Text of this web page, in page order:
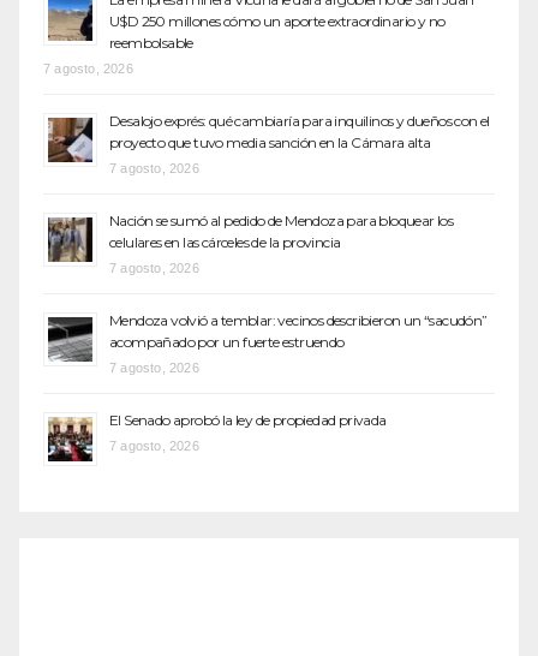
U$D 250 millones cómo un aporte extraordinario y no
reembolsable
7 agosto, 2026
Desalojo exprés: qué cambiaría para inquilinos y dueños con el
proyecto que tuvo media sanción en la Cámara alta
7 agosto, 2026
Nación se sumó al pedido de Mendoza para bloquear los
celulares en las cárceles de la provincia
7 agosto, 2026
Mendoza volvió a temblar: vecinos describieron un “sacudón”
acompañado por un fuerte estruendo
7 agosto, 2026
El Senado aprobó la ley de propiedad privada
7 agosto, 2026